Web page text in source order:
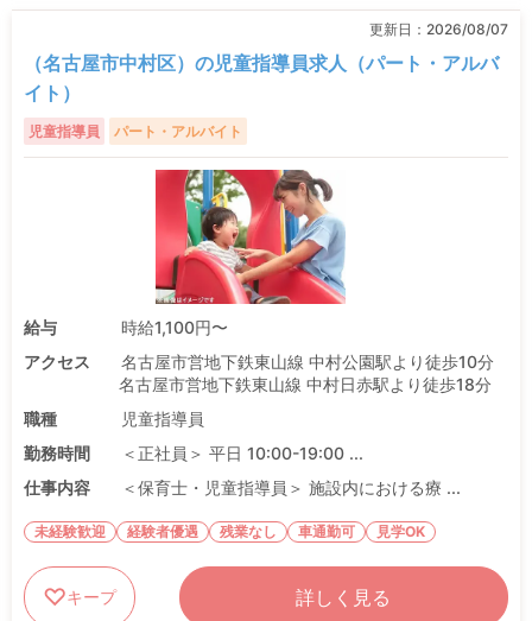
更新日： 2026/08/07
（名古屋市中村区）の児童指導員求人（パート・アルバ
イト）
児童指導員 パート・アルバイト
給与
時給1,100円〜
アクセス
名古屋市営地下鉄東山線 中村公園駅より徒歩10分
名古屋市営地下鉄東山線 中村日赤駅より徒歩18分
職種
児童指導員
勤務時間
＜正社員＞ 平日 10:00-19:00 ...
仕事内容
＜保育士・児童指導員＞ 施設内における療 ...
未経験歓迎 経験者優遇 残業なし 車通勤可 見学OK
キープ 詳しく見る